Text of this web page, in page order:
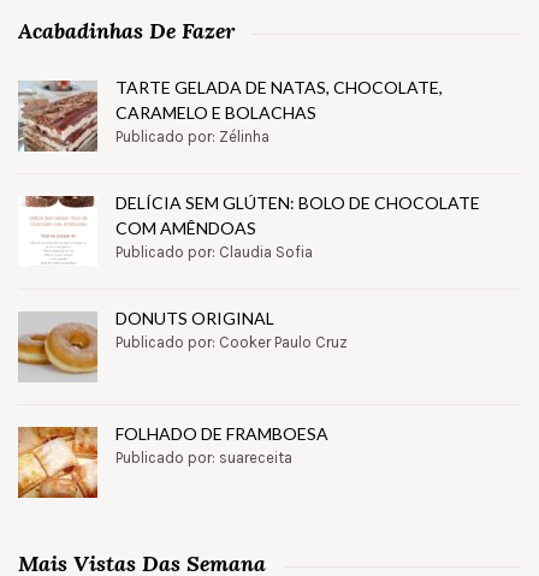
Acabadinhas De Fazer
TARTE GELADA DE NATAS, CHOCOLATE,
CARAMELO E BOLACHAS
Publicado por: Zélinha
DELÍCIA SEM GLÚTEN: BOLO DE CHOCOLATE
COM AMÊNDOAS
Publicado por: Claudia Sofia
DONUTS ORIGINAL
Publicado por: Cooker Paulo Cruz
FOLHADO DE FRAMBOESA
Publicado por: suareceita
Mais Vistas Das Semana